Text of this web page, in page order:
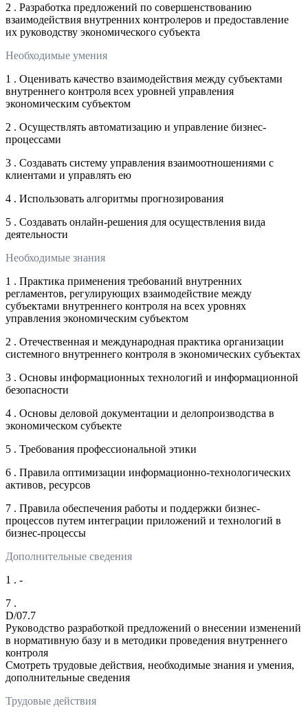
2 . Разработка предложений по совершенствованию
взаимодействия внутренних контролеров и предоставление
их руководству экономического субъекта
Необходимые умения
1 . Оценивать качество взаимодействия между субъектами
внутреннего контроля всех уровней управления
экономическим субъектом
2 . Осуществлять автоматизацию и управление бизнес-
процессами
3 . Создавать систему управления взаимоотношениями с
клиентами и управлять ею
4 . Использовать алгоритмы прогнозирования
5 . Создавать онлайн-решения для осуществления вида
деятельности
Необходимые знания
1 . Практика применения требований внутренних
регламентов, регулирующих взаимодействие между
субъектами внутреннего контроля на всех уровнях
управления экономическим субъектом
2 . Отечественная и международная практика организации
системного внутреннего контроля в экономических субъектах
3 . Основы информационных технологий и информационной
безопасности
4 . Основы деловой документации и делопроизводства в
экономическом субъекте
5 . Требования профессиональной этики
6 . Правила оптимизации информационно-технологических
активов, ресурсов
7 . Правила обеспечения работы и поддержки бизнес-
процессов путем интеграции приложений и технологий в
бизнес-процессы
Дополнительные сведения
1 . -
7 .
D/07.7
Руководство разработкой предложений о внесении изменений
в нормативную базу и в методики проведения внутреннего
контроля
Смотреть трудовые действия, необходимые знания и умения,
дополнительные сведения
Трудовые действия